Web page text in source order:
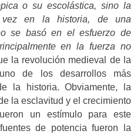
o su escolástica, sino la
vez en la historia, de una
se basó en el esfuerzo de
en la fuerza no
la revolución medieval de la
de los desarrollos más
la historia. Obviamente, la
la esclavitud y el crecimiento
un estímulo para este
de potencia fueron la